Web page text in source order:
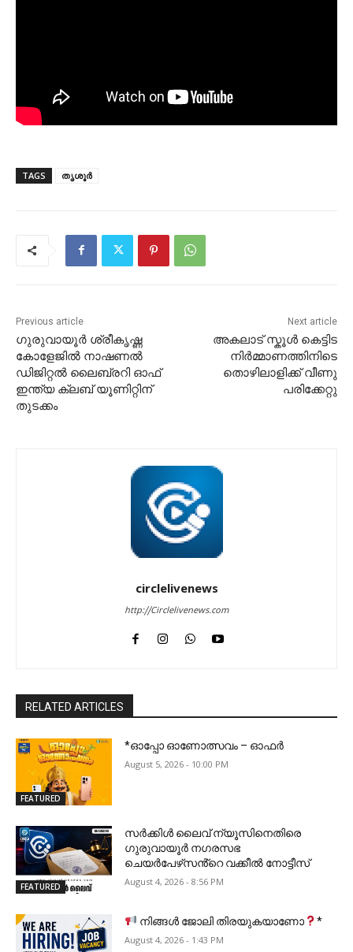
TAGS തൃശൂർ
Previous article
ഗുരുവായൂർ ശ്രീകൃഷ്ണ
കോളേജിൽ നാഷണൽ
ഡിജിറ്റൽ ലൈബ്രറി ഓഫ്
ഇന്ത്യ ക്ലബ് യൂണിറ്റിന്
തുടക്കം
Next article
അകലാട് സ്കൂൾ കെട്ടിട
നിർമ്മാണത്തിനിടെ
തൊഴിലാളിക്ക് വീണു
പരിക്കേറ്റു
circlelivenews
http://Circlelivenews.com
RELATED ARTICLES
FEATURED
*ഓപ്പോ ഓണോത്സവം – ഓഫർ
August 5, 2026 - 10:00 PM
FEATURED
സർക്കിൾ ലൈവ് ന്യൂസിനെതിരെ
ഗുരുവായൂർ നഗരസഭ
ചെയർപേഴ്‌സൻ്റെ വക്കീൽ നോട്ടീസ്
August 4, 2026 - 8:56 PM
നിങ്ങൾ ജോലി തിരയുകയാണോ *
August 4, 2026 - 1:43 PM